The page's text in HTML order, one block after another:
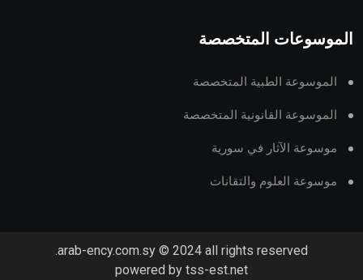
الموسوعات المتخصصة
الموسوعة الطبية المتخصصة
الموسوعة القانونية المتخصصة
موسوعة الآثار في سورية
موسوعة العلوم والتقانات
arab-ency.com.sy © 2024 all rights reserved.
powered by tss-est.net